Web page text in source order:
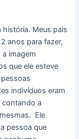
Meus pais
anos para fazer,
imagem
que ele esteve
indivíduos eram
contando a
Ele
pessoa que